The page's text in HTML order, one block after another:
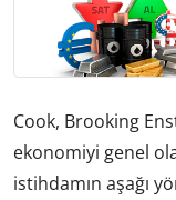
Cook, Brooking
ekonomiyi genel
istihdamın aşağı